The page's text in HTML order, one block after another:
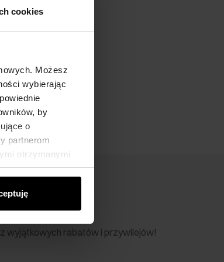
cookies
Możesz
wybierając
by
o
partnerom
otrzymanymi
z wyjątkowych rabatów i przywilejów!